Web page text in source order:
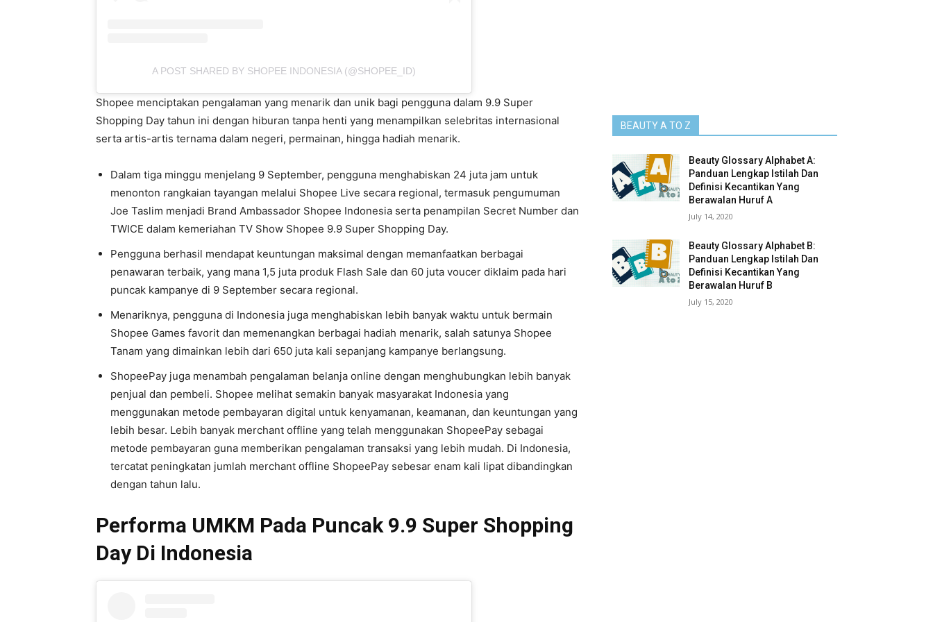
A POST SHARED BY SHOPEE INDONESIA (@SHOPEE_ID)
Shopee menciptakan pengalaman yang menarik dan unik bagi pengguna dalam 9.9 Super
Shopping Day tahun ini dengan hiburan tanpa henti yang menampilkan selebritas internasional
serta artis-artis ternama dalam negeri, permainan, hingga hadiah menarik.
Dalam tiga minggu menjelang 9 September, pengguna menghabiskan 24 juta jam untuk
menonton rangkaian tayangan melalui Shopee Live secara regional, termasuk pengumuman
Joe Taslim menjadi Brand Ambassador Shopee Indonesia serta penampilan Secret Number dan
TWICE dalam kemeriahan TV Show Shopee 9.9 Super Shopping Day.
Pengguna berhasil mendapat keuntungan maksimal dengan memanfaatkan berbagai
penawaran terbaik, yang mana 1,5 juta produk Flash Sale dan 60 juta voucer diklaim pada hari
puncak kampanye di 9 September secara regional.
Menariknya, pengguna di Indonesia juga menghabiskan lebih banyak waktu untuk bermain
Shopee Games favorit dan memenangkan berbagai hadiah menarik, salah satunya Shopee
Tanam yang dimainkan lebih dari 650 juta kali sepanjang kampanye berlangsung.
ShopeePay juga menambah pengalaman belanja online dengan menghubungkan lebih banyak
penjual dan pembeli. Shopee melihat semakin banyak masyarakat Indonesia yang
menggunakan metode pembayaran digital untuk kenyamanan, keamanan, dan keuntungan yang
lebih besar. Lebih banyak merchant offline yang telah menggunakan ShopeePay sebagai
metode pembayaran guna memberikan pengalaman transaksi yang lebih mudah. Di Indonesia,
tercatat peningkatan jumlah merchant offline ShopeePay sebesar enam kali lipat dibandingkan
dengan tahun lalu.
Performa UMKM Pada Puncak 9.9 Super Shopping
Day Di Indonesia
BEAUTY A TO Z
Beauty Glossary Alphabet A:
Panduan Lengkap Istilah Dan
Definisi Kecantikan Yang
Berawalan Huruf A
July 14, 2020
Beauty Glossary Alphabet B:
Panduan Lengkap Istilah Dan
Definisi Kecantikan Yang
Berawalan Huruf B
July 15, 2020